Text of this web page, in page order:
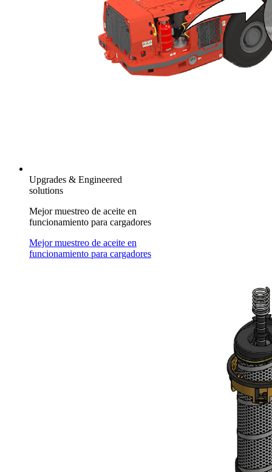
Upgrades & Engineered
solutions
Mejor muestreo de aceite en
funcionamiento para cargadores
Mejor muestreo de aceite en
funcionamiento para cargadores